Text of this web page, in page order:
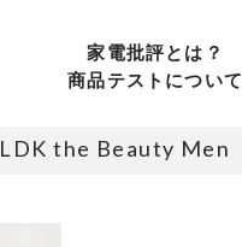
家電批評とは？
商品テストについて
LDK the Beauty Men